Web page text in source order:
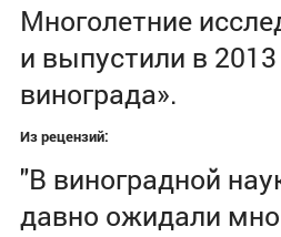
Многолетние
и выпустили в
винограда».
Из рецензий:
"В виноградной
давно ожидали